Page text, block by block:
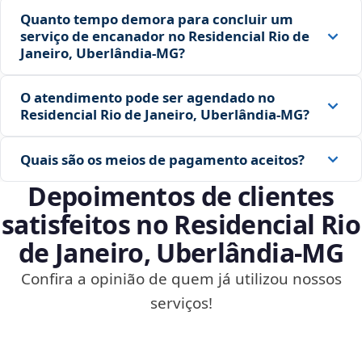
Quanto tempo demora para concluir um
serviço de encanador no Residencial Rio de
Janeiro, Uberlândia‑MG?
O atendimento pode ser agendado no
Residencial Rio de Janeiro, Uberlândia‑MG?
Quais são os meios de pagamento aceitos?
Depoimentos de clientes
satisfeitos no Residencial Rio
de Janeiro, Uberlândia‑MG
Confira a opinião de quem já utilizou nossos
serviços!